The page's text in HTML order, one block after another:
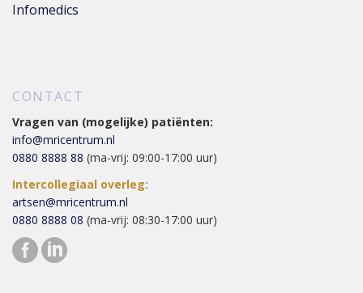
Infomedics
CONTACT
Vragen van (mogelijke) patiënten:
info@mricentrum.nl
0880 8888 88 (ma-vrij: 09:00-17:00 uur)
Intercollegiaal overleg:
artsen@mricentrum.nl
0880 8888 08 (ma-vrij: 08:30-17:00 uur)